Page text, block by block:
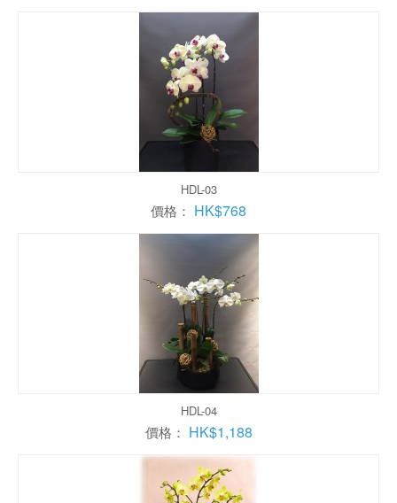
HDL-03
價格： HK$768
HDL-04
價格： HK$1,188